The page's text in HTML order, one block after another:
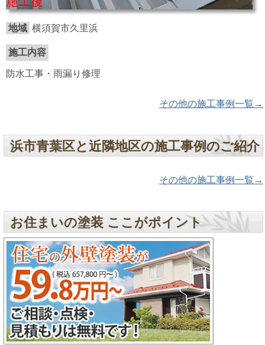
地域 横須賀市久里浜
施工内容
防水工事・雨漏り修理
その他の施工事例一覧→
浜市青葉区と近隣地区の施工事例のご紹介
その他の施工事例一覧→
お住まいの塗装 ここがポイント